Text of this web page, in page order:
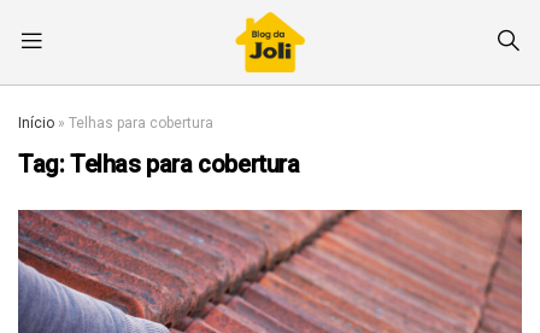
Início » Telhas para cobertura
Tag:Telhas para cobertura